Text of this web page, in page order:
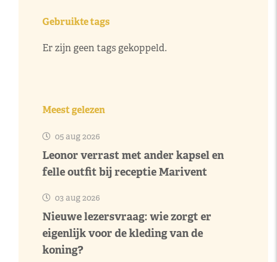
Gebruikte tags
Er zijn geen tags gekoppeld.
Meest gelezen
05 aug 2026
Leonor verrast met ander kapsel en
felle outfit bij receptie Marivent
03 aug 2026
Nieuwe lezersvraag: wie zorgt er
eigenlijk voor de kleding van de
koning?